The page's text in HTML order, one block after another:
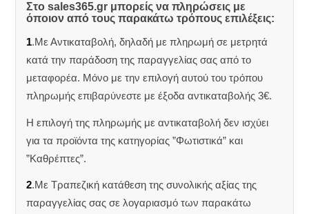
Στο sales365.gr μπορείς να πληρώσεις με
όποιον από τους παρακάτω τρόπους επιλέξεις:
1.Με Αντικαταβολή, δηλαδή με πληρωμή σε μετρητά
κατά την παράδοση της παραγγελίας σας από το
μεταφορέα. Μόνο με την επιλογή αυτού του τρόπου
πληρωμής επιβαρύνεστε με έξοδα αντικαταβολής 3€.
Η επιλογή της πληρωμής με αντικαταβολή δεν ισχύει
για τα προϊόντα της κατηγορίας ”Φωτιστικά” και
”Καθρέπτες”.
2.Με Τραπεζική κατάθεση της συνολικής αξίας της
παραγγελίας σας σε λογαριασμό των παρακάτω